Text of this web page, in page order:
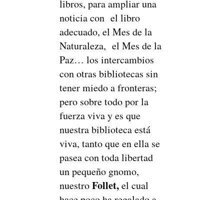
libros, para ampliar una
noticia con el libro
adecuado, el Mes de la
Naturaleza, el Mes de la
Paz… los intercambios
con otras bibliotecas sin
tener miedo a fronteras;
pero sobre todo por la
fuerza viva y es que
nuestra biblioteca está
viva, tanto que en ella se
pasea con toda libertad
un pequeño gnomo,
nuestroFollet,el cual